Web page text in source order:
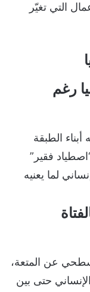
التي تغيّر
رغم
الطبقة
فقير”
لما يعنيه
عن المتعة،
حتى بين